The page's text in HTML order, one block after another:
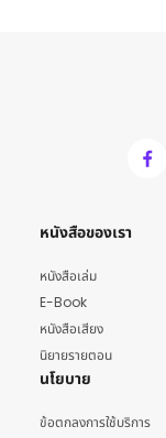
หนังสือของเรา
หนังสือเล่ม
E-Book
หนังสือเสียง
นิยายรายตอน
นโยบาย
ข้อตกลงการใช้บริการ